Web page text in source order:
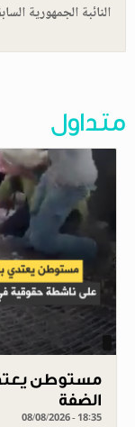
النائبة الجمهورية
متداول
مستوطن
الضفة
08/08/2026 - 18:35